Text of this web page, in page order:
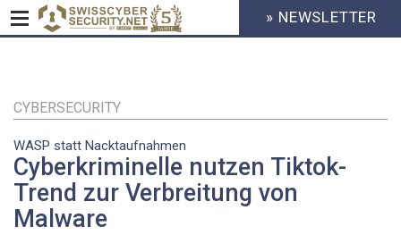
Inhalt
HEADER
MENU
» NEWSLETTER
CYBERSECURITY
WASP statt Nacktaufnahmen
Cyberkriminelle nutzen Tiktok-
Trend zur Verbreitung von
Malware